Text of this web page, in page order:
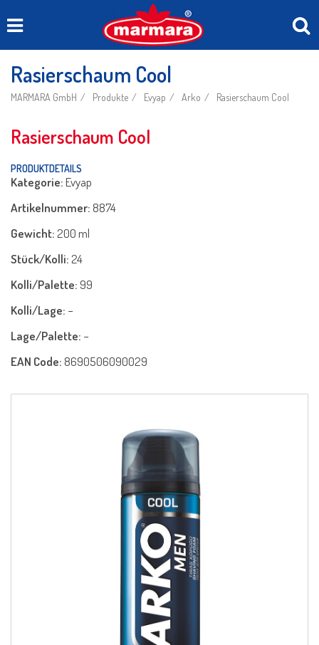
Rasierschaum Cool
MARMARA GmbH Produkte Evyap Arko Rasierschaum Cool
Rasierschaum Cool
PRODUKTDETAILS
Kategorie:Evyap
Artikelnummer: 8874
Gewicht:200 ml
Stück/Kolli:24
Kolli/Palette:99
Kolli/Lage: −
Lage/Palette: −
EAN Code: 8690506090029